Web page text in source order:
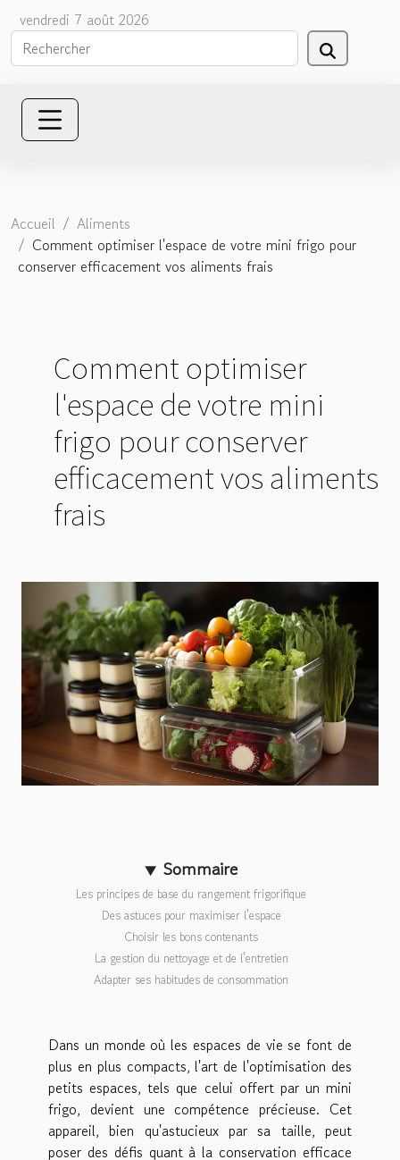
vendredi 7 août 2026
Accueil
Aliments
Comment optimiser l'espace de votre mini frigo pour
conserver efficacement vos aliments frais
Comment optimiser
l'espace de votre mini
frigo pour conserver
efficacement vos aliments
frais
Sommaire
Les principes de base du rangement frigorifique
Des astuces pour maximiser l'espace
Choisir les bons contenants
La gestion du nettoyage et de l'entretien
Adapter ses habitudes de consommation
Dans un monde où les espaces de vie se font de
plus en plus compacts, l'art de l'optimisation des
petits espaces, tels que celui offert par un mini
frigo, devient une compétence précieuse. Cet
appareil, bien qu'astucieux par sa taille, peut
poser des défis quant à la conservation efficace